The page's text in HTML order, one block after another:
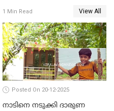
മുഖ്യാതിഥിയായി
മോഹൻലാൽ
1 Min Read View All
Posted On 20-12-2025
നാടിനെ നടുക്കി ദാരുണ